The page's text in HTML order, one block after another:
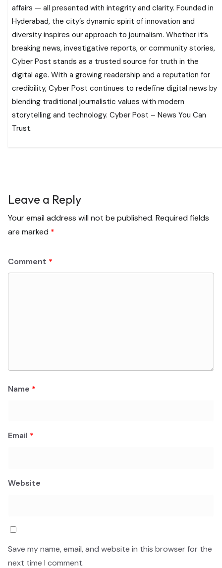
affairs — all presented with integrity and clarity. Founded in
Hyderabad, the city’s dynamic spirit of innovation and
diversity inspires our approach to journalism. Whether it’s
breaking news, investigative reports, or community stories,
Cyber Post stands as a trusted source for truth in the
digital age. With a growing readership and a reputation for
credibility, Cyber Post continues to redefine digital news by
blending traditional journalistic values with modern
storytelling and technology. Cyber Post – News You Can
Trust.
Leave a Reply
Your email address will not be published. Required fields
are marked *
Comment *
Name *
Email *
Website
Save my name, email, and website in this browser for the
next time I comment.